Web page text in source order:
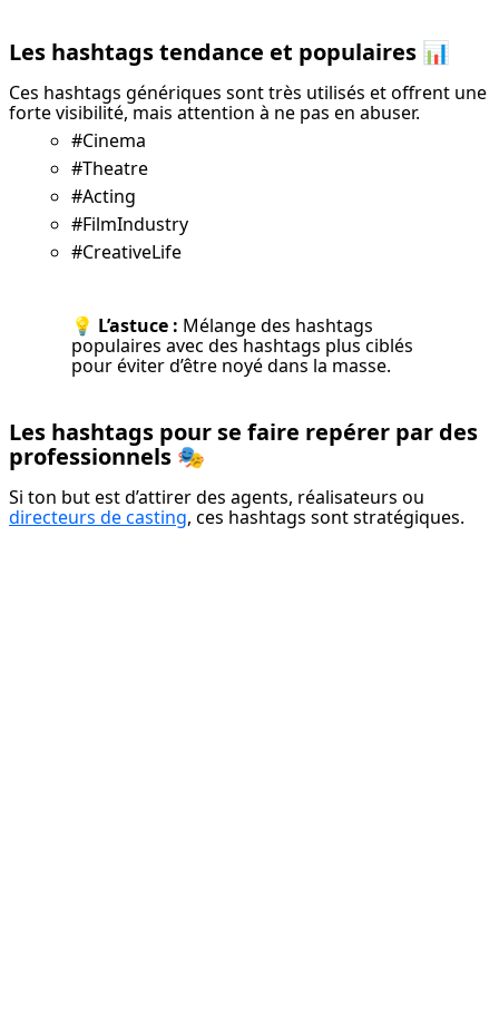
Les hashtags tendance et populaires 📊
Ces hashtags génériques sont très utilisés et offrent une
forte visibilité, mais attention à ne pas en abuser.
#Cinema
#Theatre
#Acting
#FilmIndustry
#CreativeLife
💡 L’astuce : Mélange des hashtags
populaires avec des hashtags plus ciblés
pour éviter d’être noyé dans la masse.
Les hashtags pour se faire repérer par des
professionnels 🎭
directeurs de casting, ces hashtags sont stratégiques.